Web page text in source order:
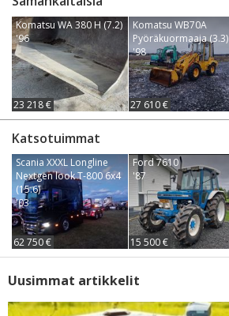
Komatsu WA 380 H (7.2)
'96
23 218 €
Komatsu WB70A
Pyöräkuormaaja (3.3)
'98
27 610 €
Katsotuimmat
Scania XXXL Longline
Nextgen look T-800 6x4
(15.6)
'03
62 750 €
Ford 7610
'87
15 500 €
Uusimmat artikkelit